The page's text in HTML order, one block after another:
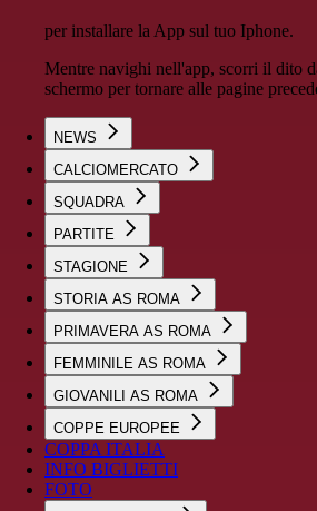
per installare la App sul tuo Iphone.
Mentre navighi nell'app, scorri il dito
schermo per tornare alle pagine
NEWS
CALCIOMERCATO
SQUADRA
PARTITE
STAGIONE
STORIA AS ROMA
PRIMAVERA AS ROMA
FEMMINILE AS ROMA
GIOVANILI AS ROMA
COPPE EUROPEE
COPPA ITALIA
INFO BIGLIETTI
FOTO